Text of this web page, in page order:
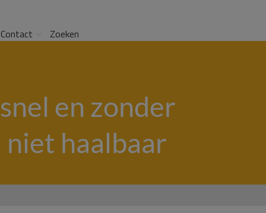
Contact Zoeken
en zonder
haalbaar